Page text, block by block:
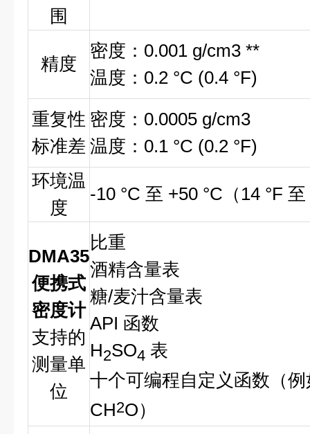
围
精度
密度：0.001 g/cm3 **
温度：0.2 °C (0.4 °F)
重复性
标准差
密度：0.0005 g/cm3
温度：0.1 °C (0.2 °F)
环境温
度
-10 °C 至 +50 °C（14 °F
DMA35
便携式
密度计
支持的
测量单
位
比重
酒精含量表
糖/麦汁含量表
API 函数
H2SO4 表
十个可编程自定义函数（
CH2O）